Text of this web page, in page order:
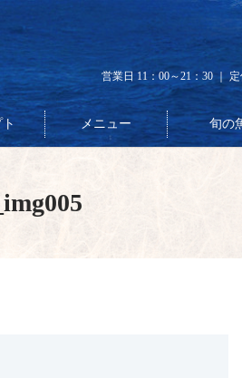
営業日 11：00～21：30 ｜
ト メニュー 旬の